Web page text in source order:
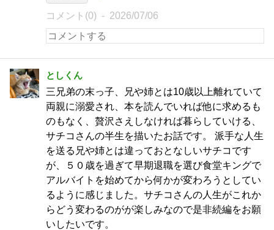
コメント(0) 2026/07/06
としくん
三兄弟の末っ子、兄や姉とは10歳以上離れていて
両親に溺愛され、本を読んでいれば他に求めるも
のもなく、贅沢さえしなければ暮らしていける、
サチコさんの半生を描いたお話です。 派手な人生
を送る兄や姉とは違っておとなしいサチコです
が、５０歳を過ぎて早期退職を選び食堂キングで
アルバイトを始めてから何かが変わろうとしてい
るように感じました。サチコさんの人生がこれか
らどう変わるのがが楽しみなので是非続編をお願
いしたいです。